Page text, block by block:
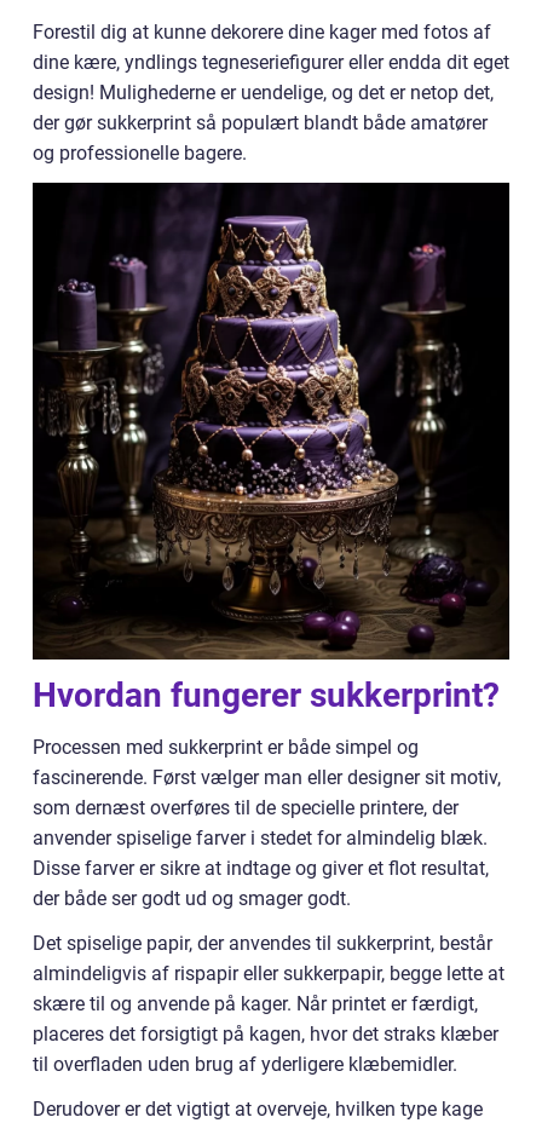
Forestil dig at kunne dekorere dine kager med fotos af
dine kære, yndlings tegneseriefigurer eller endda dit eget
design! Mulighederne er uendelige, og det er netop det,
der gør sukkerprint så populært blandt både amatører
og professionelle bagere.
Hvordan fungerer sukkerprint?
Processen med sukkerprint er både simpel og
fascinerende. Først vælger man eller designer sit motiv,
som dernæst overføres til de specielle printere, der
anvender spiselige farver i stedet for almindelig blæk.
Disse farver er sikre at indtage og giver et flot resultat,
der både ser godt ud og smager godt.
Det spiselige papir, der anvendes til sukkerprint, består
almindeligvis af rispapir eller sukkerpapir, begge lette at
skære til og anvende på kager. Når printet er færdigt,
placeres det forsigtigt på kagen, hvor det straks klæber
til overfladen uden brug af yderligere klæbemidler.
Derudover er det vigtigt at overveje, hvilken type kage